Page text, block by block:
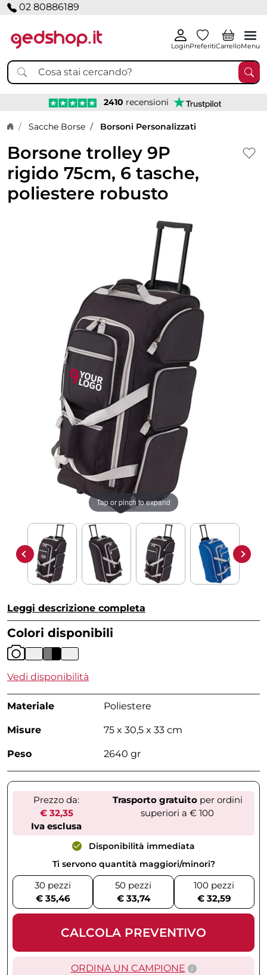
02 80886189
LoginPreferitiCarrelloMenu
2410 recensioni
Home page
Sacche Borse Borsoni Personalizzati
Borsone trolley 9P
rigido 75cm, 6 tasche,
poliestere robusto
Tap or pinch to expand
Leggi descrizione completa
Colori disponibili
Vedi disponibilità
Materiale Poliestere
Misure 75 x 30,5 x 33 cm
Peso 2640 gr
Prezzo da:
€ 32,35
Iva esclusa
Trasporto gratuitoper ordini
superiori a € 100
Disponibilità immediata
Ti servono quantità maggiori/minori?
30 pezzi
€ 35,46
50 pezzi
€ 33,74
100 pezzi
€ 32,59
CALCOLA PREVENTIVO
ORDINA UN CAMPIONE